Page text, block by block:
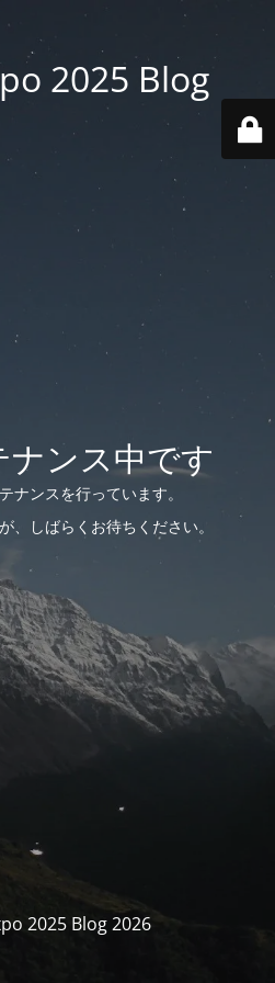
2025 Blog
ンス中です
ナンスを行っています。
、しばらくお待ちください。
2025 Blog 2026